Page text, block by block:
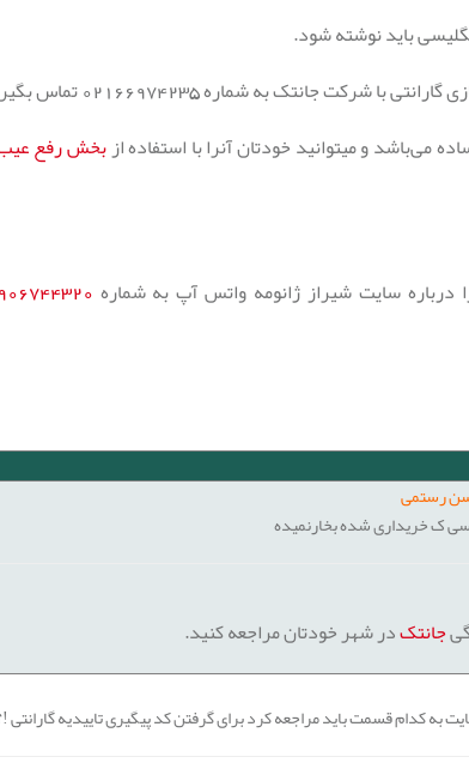
بخش رفع
درباره سایت شیراز ژانومه واتس آپ به شماره
رستمی
ک خریداری شده بخارنمیده
جانتکدر شهر خودتان مراجعه کنید.
به کدام قسمت باید مراجعه کرد برای گرفتن کد پیگیری تاییدیه گارانتی